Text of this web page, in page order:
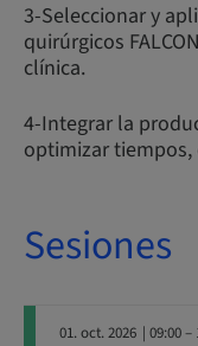
3-Seleccionar y
quirúrgicos
clínica.
4-Integrar la
optimizar
Sesiones
01. oct. 2026 | 09:00 –